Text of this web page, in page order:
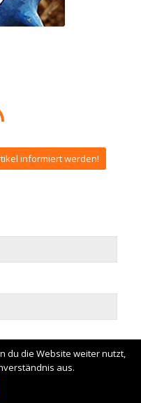
informiert werden!
du die Website weiter nutzt,
aus.